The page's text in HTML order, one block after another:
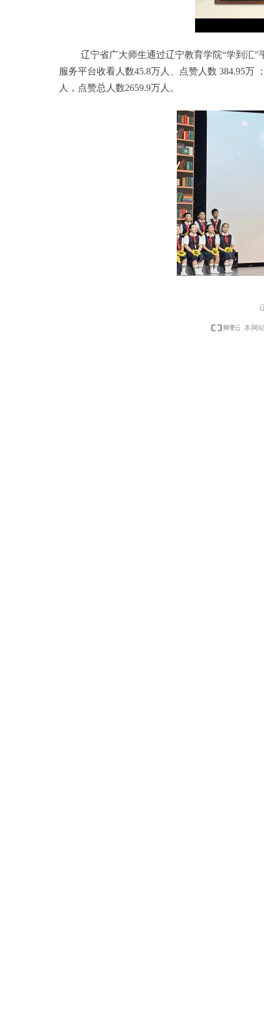
辽宁省广大师生通过辽宁教育学院“学到汇
服务平台收看人数45.8万人、点赞人数 384.95万
人，点赞总人数2659.9万人。
本网